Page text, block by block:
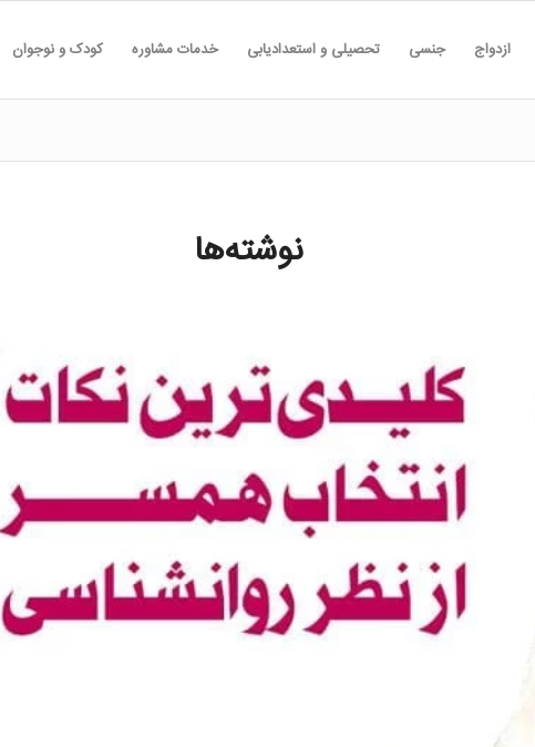
ازدواج جنسی تحصیلی و استعدادیابی خدمات مشاوره کودک و نوجوان
نوشته‌ها